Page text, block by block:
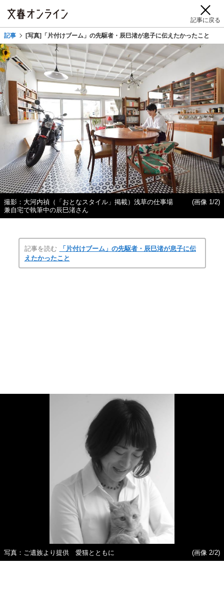
記事に戻る
記事 [写真]「片付けブーム」の先駆者・辰巳渚が息子に伝えたかったこと
撮影：大河内禎（「おとなスタイル」掲載）浅草の仕事場
兼自宅で執筆中の辰巳渚さん
(画像 1/2)
記事を読む
「片付けブーム」の先駆者・辰巳渚が息子に伝
えたかったこと
写真：ご遺族より提供 愛猫とともに (画像 2/2)